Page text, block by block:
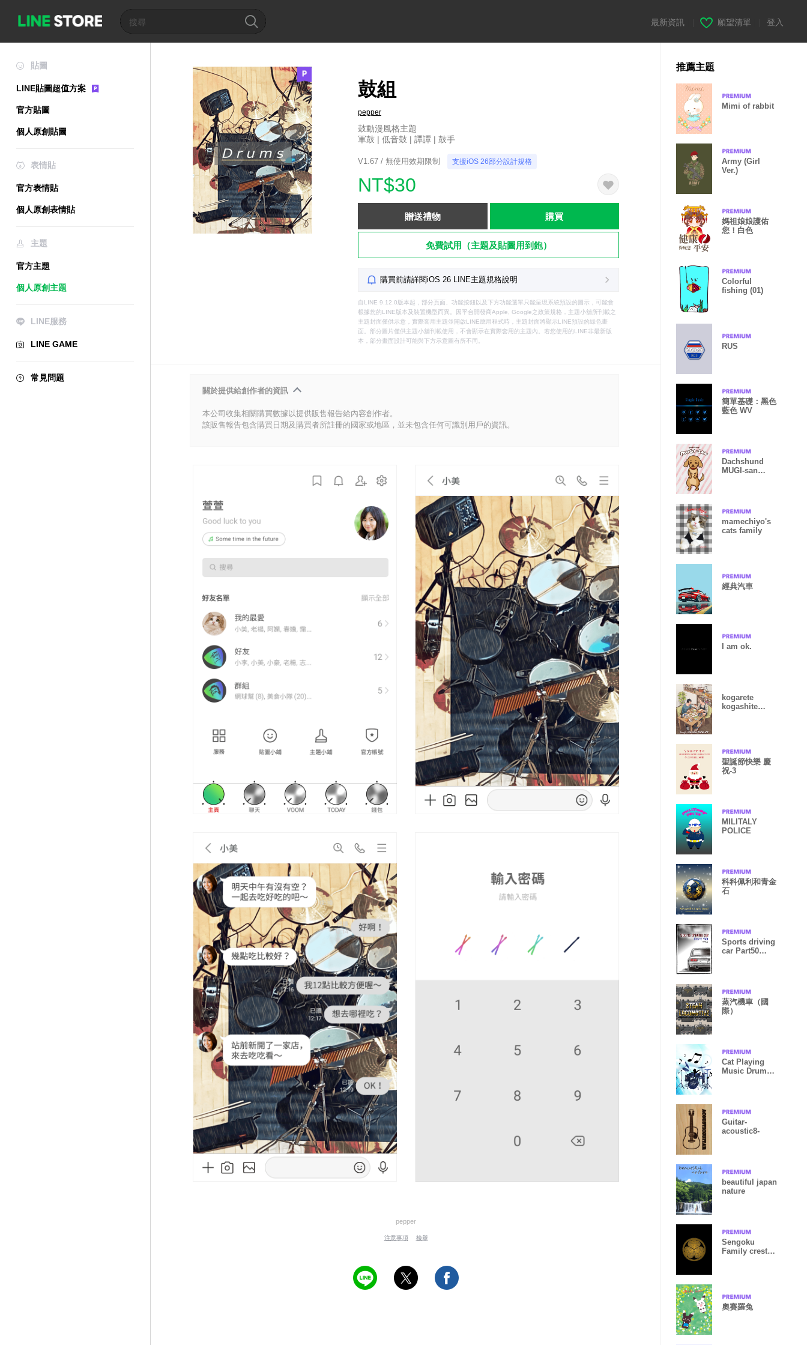
最新資訊 願望清單 登入
貼圖
LINE貼圖超值方案
官方貼圖
個人原創貼圖
表情貼
官方表情貼
個人原創表情貼
主題
官方主題
個人原創主題
LINE服務
LINE GAME
常見問題
鼓組
pepper
鼓動漫風格主題
軍鼓 | 低音鼓 | 譚譚 | 鼓手
V1.67 / 無使用效期限制 支援iOS 26部分設計規格
NT$30
贈送禮物 購買
免費試用（主題及貼圖用到飽）
購買前請詳閱iOS 26 LINE主題規格說明
自LINE 9.12.0版本起，部分頁面、功能按鈕以及下方功能選單只能呈現系統預設的圖示，可能會
根據您的LINE版本及裝置機型而異。因平台開發商Apple, Google之政策規格，主題小舖所刊載之
主題封面僅供示意，實際套用主題並開啟LINE應用程式時，主題封面將顯示LINE預設的綠色畫
面。部分圖片僅供主題小舖刊載使用，不會顯示在實際套用的主題內。若您使用的LINE非最新版
本，部分畫面設計可能與下方示意圖有所不同。
關於提供給創作者的資訊
本公司收集相關購買數據以提供販售報告給內容創作者。
該販售報告包含購買日期及購買者所註冊的國家或地區，並未包含任何可識別用戶的資訊。
pepper
注意事項 檢舉
推薦主題
Mimi of rabbit
Army (Girl
Ver.)
媽祖娘娘護佑
您！白色
Colorful
fishing (01)
RUS
簡單基礎：黑色
藍色 WV
Dachshund
MUGI-san
mamechiyo's
cats family
經典汽車
I am ok.
kogarete
kogashite
聖誕節快樂 慶
祝-3
MILITALY
POLICE
科科佩利和青金
石
Sports driving
car Part50
蒸汽機車（國
際）
Cat Playing
Music Drum
Guitar-
acoustic8-
beautiful japan
nature
Sengoku
Family crest
奧賽羅兔